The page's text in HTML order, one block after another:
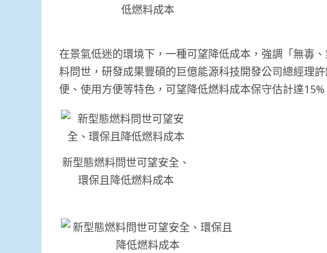
低燃料成本
在景氣低迷的環境下，一種可望降低成本，強調「無毐
料問世，研發成果豐碩的巨億能源科技開發公司總經理
便、使用方便等特色，可望降低燃料成本保守估計達15%
新型態燃料問世可望安全、
環保且降低燃料成本